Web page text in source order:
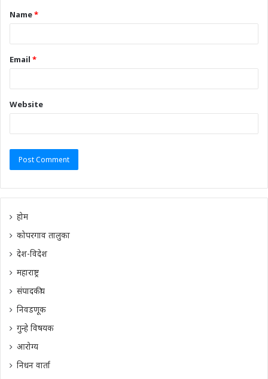
Name*
Email *
Website
होम
कोपरगाव तालुका
देश-विदेश
महाराष्ट्र
संपादकीय
निवडणूक
गुन्हे विषयक
आरोग्य
निधन वार्ता